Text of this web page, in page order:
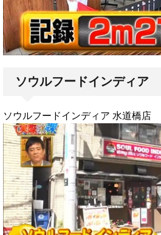
ソウルフードインディア
ソウルフードインディア 水道橋店